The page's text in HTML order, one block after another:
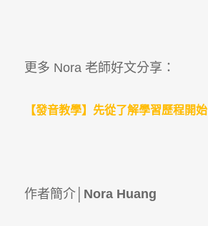
更多 Nora 老師好文分享：
【發音教學】先從了解學習歷程開始
作者簡介│ Nora Huang